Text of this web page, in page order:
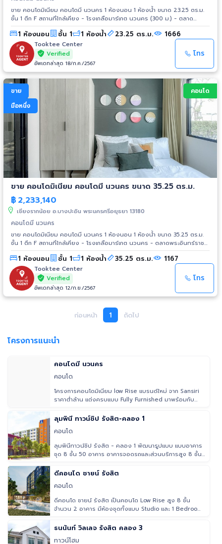
ขาย คอนโดมิเนียม คอนโดมี นวนคร 1 ห้องนอน 1 ห้องน้ำ ขนาด 23.25 ตร.ม.
ชั้น 1 ตึก F สถานที่ใกล้เคียง - โรงเกลือมาร์เกต นวนคร (300 ม.) - ตลาด
พระอินทร์ราชา (1.7 กม.) - บิ๊กซี นวนคร (2.8 กม.) - โลตัส นวนคร (2.9 กม.) -
เออีซี เทรด เซ็นเตอร์ (ตลาดต่อยอด) (3.6 กม.) - โลตัส บางประอิน (8 กม.) -
ม.ราชภัฏวไลยอลงกรณ์ ในพระบรมราชูปถัมภ์ (950 กม.) - สถาบันเทคโนโลยี
แห่งเอเชีย (8.2 กม.) - ม.ธรรมศาสตร์ ศูนย์รังสิต - รพ.การุญเวช ปทุมธานี -
รพ.ธรรมศาสตร์เฉลิมพระเกียรติ - นิคมอุตสาหกรรมนวนคร - นิคม
อุตสาหกรรมบางประอิน การเดินทาง - วงแหวนตะวันออก - ทางด่วน
บางปะอิน-ปากเกร็ด
1 ห้องนอน ชั้น 1 1 ห้องน้ำ 23.25 ตร.ม. 1666
Tooktee Center
Verified
อัพเดทล่าสุด 18/ก.ค./2567
โทร
ขาย
มือหนึ่ง
คอนโด
ขาย คอนโดมิเนียม คอนโดมี นวนคร ขนาด 35.25 ตร.ม.
฿ 2,233,140
เชียงรากน้อย อ.บางปะอิน พระนครศรีอยุธยา 13180
คอนโดมี นวนคร
ขาย คอนโดมิเนียม คอนโดมี นวนคร 1 ห้องนอน 1 ห้องน้ำ ขนาด 35.25 ตร.ม.
ชั้น 1 ตึก F สถานที่ใกล้เคียง - โรงเกลือมาร์เกต นวนคร - ตลาดพระอินทร์ราชา
- บิ๊กซี นวนคร - โลตัส นวนคร - เออีซี เทรด เซ็นเตอร์ (ตลาดต่อยอด) - โลตัส
บางประอิน - ม.ราชภัฏวไลยอลงกรณ์ ในพระบรมราชูปถัมภ์ - สถาบันเทคโนโลยี
แห่งเอเชีย - ม.ธรรมศาสตร์ ศูนย์รังสิต - รพ.การุญเวช ปทุมธานี -
รพ.ธรรมศาสตร์เฉลิมพระเกียรติ - นิคมอุตสาหกรรมนวนคร - นิคม
อุตสาหกรรมบางประอิน การเดินทาง - วงแหวนตะวันออก - ทางด่วน
บางปะอิน-ปากเกร็ด
1 ห้องนอน ชั้น 1 1 ห้องน้ำ 35.25 ตร.ม. 1167
Tooktee Center
Verified
อัพเดทล่าสุด 12/ก.ย./2567
โทร
ก่อนหน้า 1 ถัดไป
โครงการแนะนำ
คอนโดมี นวนคร
คอนโด
โครงการคอนโดมิเนียม low Rise แบรนด์ใหม่ จาก Sansiri
ราคาต่ำล้าน แต่งครบแบบ Fully Furnished มาพร้อมกับ
ลุมพินี ทาวน์ชิป รังสิต-คลอง 1
คอนโด
ลุมพินีทาวน์ชิป รังสิต - คลอง 1 พัฒนารูปแบบ แบบอาคาร
ชุด 8 ชั้น 50 อาคาร อาคารจอดรถและส่วนบริการสูง 8 ชั้น
ดีคอนโด ชายน์ รังสิต
คอนโด
ดีคอนโด ชายน์ รังสิต เป็นคอนโด Low Rise สูง 8 ชั้น
จำนวน 2 อาคาร มีห้องชุดทั้งแบบ Studio และ 1 Bedroom
ธนนันท์ วิลเลจ รังสิต คลอง 3
ทาวน์โฮม